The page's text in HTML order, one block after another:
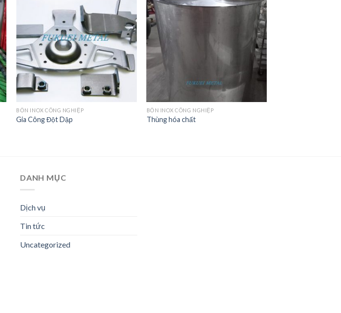
Add
to
wishlist
BỒN INOX CÔNG NGHIỆP
Gia Công Đột Dập
wishlist
BỒN INOX CÔNG NGHIỆP
Thùng hóa chất
DANH MỤC
Dịch vụ
Tin tức
Uncategorized